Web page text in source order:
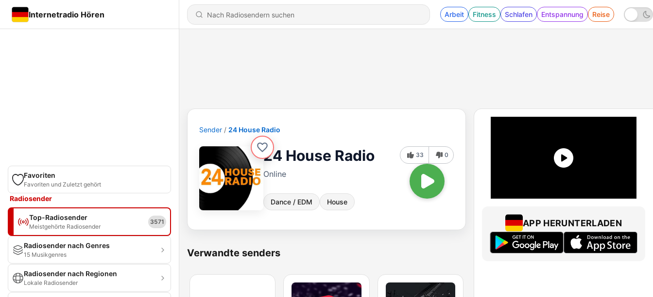
Internetradio Hören Arbeit Fitness Schlafen Entspannung Reise
Favoriten
Favoriten und Zuletzt gehört
Radiosender
Top-Radiosender
Meistgehörte Radiosender
3571
Radiosender nach Genres
15 Musikgenres
Radiosender nach Regionen
Lokale Radiosender
Sender 24 House Radio
24 House Radio
Online
Dance / EDM House
33 0
Verwandte senders
APP HERUNTERLADEN